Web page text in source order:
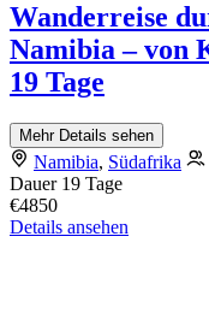
Wanderreise
Namibia – von
19 Tage
Mehr Details sehen
Namibia, Südafrika
Dauer 19 Tage
€4850
Details ansehen